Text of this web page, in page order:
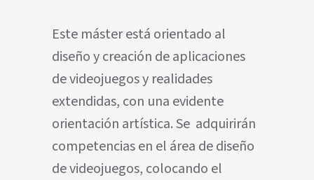
Este máster está orientado al
diseño y creación de aplicaciones
de videojuegos y realidades
extendidas, con una evidente
orientación artística. Se adquirirán
competencias en el área de diseño
de videojuegos, colocando el